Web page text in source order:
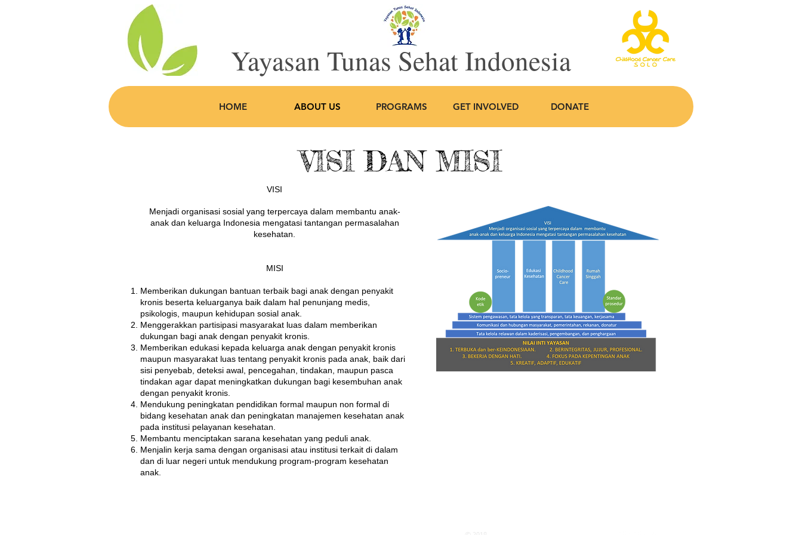
Yayasan Tunas Sehat Indonesia
HOME ABOUT US PROGRAMS GET INVOLVED DONATE
VISI
Menjadi organisasi sosial yang terpercaya dalam membantu anak-
anak dan keluarga Indonesia mengatasi tantangan permasalahan
kesehatan.
MISI
Memberikan dukungan bantuan terbaik bagi anak dengan penyakit
kronis beserta keluarganya baik dalam hal penunjang medis,
psikologis, maupun kehidupan sosial anak.
Menggerakkan partisipasi masyarakat luas dalam memberikan
dukungan bagi anak dengan penyakit kronis.
Memberikan edukasi kepada keluarga anak dengan penyakit kronis
maupun masyarakat luas tentang penyakit kronis pada anak, baik dari
sisi penyebab, deteksi awal, pencegahan, tindakan, maupun pasca
tindakan agar dapat meningkatkan dukungan bagi kesembuhan anak
dengan penyakit kronis.
Mendukung peningkatan pendidikan formal maupun non formal di
bidang kesehatan anak dan peningkatan manajemen kesehatan anak
pada institusi pelayanan kesehatan.
Membantu menciptakan sarana kesehatan yang peduli anak.
Menjalin kerja sama dengan organisasi atau institusi terkait di dalam
dan di luar negeri untuk mendukung program-program kesehatan
anak.
VISI DAN MISI